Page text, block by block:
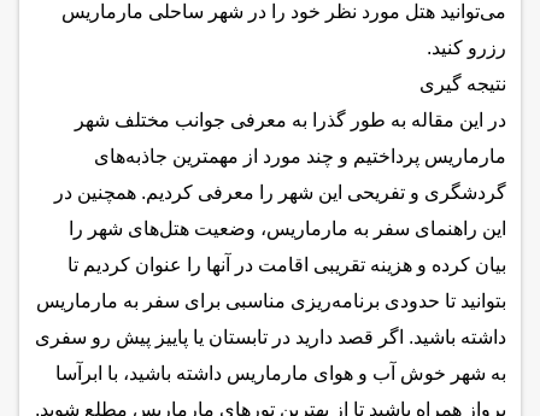
می‌توانید هتل مورد نظر خود را در شهر ساحلی مارماریس
رزرو کنید.
نتیجه گیری
در این مقاله به طور گذرا به معرفی جوانب مختلف شهر
مارماریس پرداختیم و چند مورد از مهمترین جاذبه‌های
گردشگری و تفریحی این شهر را معرفی کردیم. همچنین در
این راهنمای سفر به مارماریس، وضعیت هتل‌های شهر را
بیان کرده و هزینه تقریبی اقامت در آنها را عنوان کردیم تا
بتوانید تا حدودی برنامه‌ریزی مناسبی برای سفر به مارماریس
داشته باشید. اگر قصد دارید در تابستان یا پاییز پیش رو سفری
به شهر خوش آب و هوای مارماریس داشته باشید، با ابرآسا
پرواز همراه باشید تا از بهترین تورهای مارماریس مطلع شوید.